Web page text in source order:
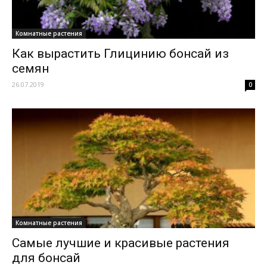
Комнатные растения
Как вырастить Глицинию бонсай из
семян
26.07.2019 0
Комнатные растения
Самые лучшие и красивые растения
для бонсай